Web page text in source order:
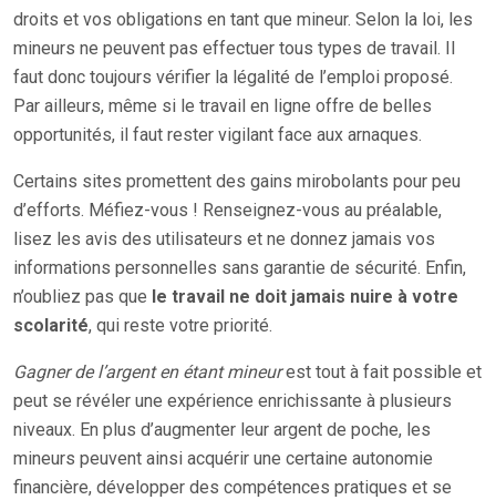
droits et vos obligations en tant que mineur. Selon la loi, les
mineurs ne peuvent pas effectuer tous types de travail. Il
faut donc toujours vérifier la légalité de l’emploi proposé.
Par ailleurs, même si le travail en ligne offre de belles
opportunités, il faut rester vigilant face aux arnaques.
Certains sites promettent des gains mirobolants pour peu
d’efforts. Méfiez-vous ! Renseignez-vous au préalable,
lisez les avis des utilisateurs et ne donnez jamais vos
informations personnelles sans garantie de sécurité. Enfin,
n’oubliez pas que le travail ne doit jamais nuire à votre
scolarité, qui reste votre priorité.
Gagner de l’argent en étant mineurest tout à fait possible et
peut se révéler une expérience enrichissante à plusieurs
niveaux. En plus d’augmenter leur argent de poche, les
mineurs peuvent ainsi acquérir une certaine autonomie
financière, développer des compétences pratiques et se